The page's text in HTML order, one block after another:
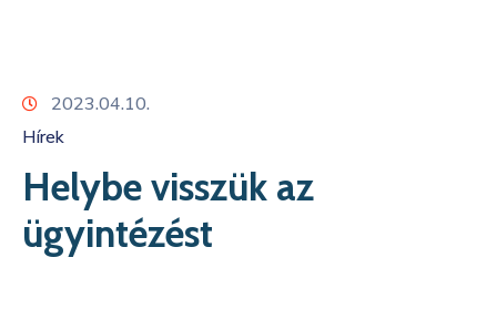
2023.04.10.
Hírek
Helybe visszük az
ügyintézést